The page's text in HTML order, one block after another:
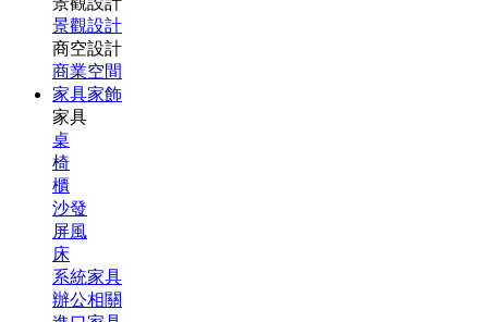
景觀設計
商空設計
商業空間
家具家飾
家具
桌
椅
櫃
沙發
屏風
床
系統家具
辦公相關